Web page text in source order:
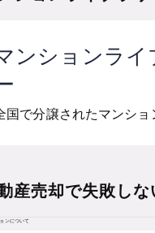
ンションライ
国で分譲されたマンショ
産売却で失敗しな